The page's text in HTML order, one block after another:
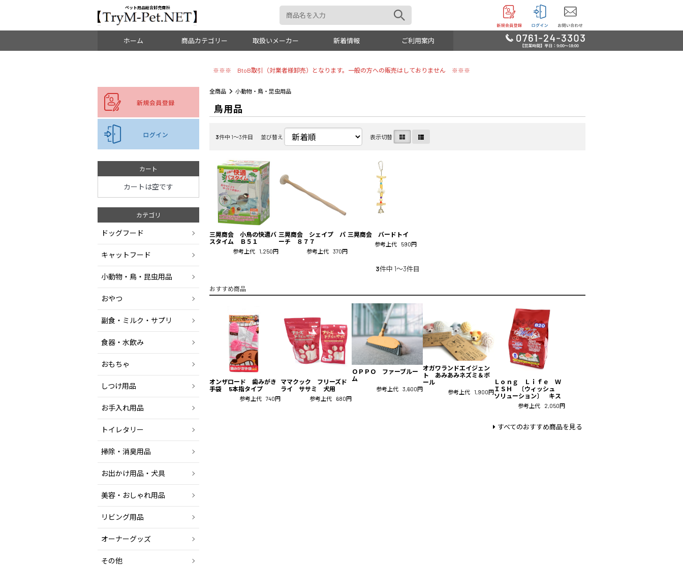
＜重要＞【オリジン】【アカナ】販売元変更のご案内
ペット用品総合卸売商社
ホーム 商品カテゴリー
ドッグフード
キャットフード
お手入れ
美容・シャンプー
おやつ
食器・水飲み 掃除・消臭
取扱いメーカー 新着情報 ご利用案内
※※※ BtoB取引（対業者様卸売）となります。一般の方への販売はしておりません ※※※
全商品 小動物・鳥・昆虫用品
鳥用品
3件中 1〜3件目 並び替え 表示切替
三晃商会 小鳥の快適バ
スタイム Ｂ５１
参考上代 1,250円
三晃商会 シェイプ パ
ーチ ８７７
参考上代 370円
三晃商会 バードトイ
参考上代 590円
3件中 1〜3件目
おすすめ商品
オンザロード 歯みがき
手袋 5本指タイプ
参考上代 740円
ママクック フリーズド
ライ ササミ 犬用
参考上代 680円
ＯＰＰＯ ファーブルー
ム
参考上代 3,600円
オガワランドエイジェン
ト あみあみネズミ＆ボ
ール
参考上代 1,900円
Ｌｏｎｇ Ｌｉｆｅ Ｗ
ＩＳＨ 〔ウィッシュ
ソリューション〕 キス
参考上代 2,050円
すべてのおすすめ商品を見る
カート
カートは空です
カテゴリ
ドッグフード
キャットフード
小動物・鳥・昆虫用品
おやつ
副食・ミルク・サプリ
食器・水飲み
おもちゃ
しつけ用品
お手入れ用品
トイレタリー
掃除・消臭用品
お出かけ用品・犬具
美容・おしゃれ用品
リビング用品
オーナーグッズ
その他